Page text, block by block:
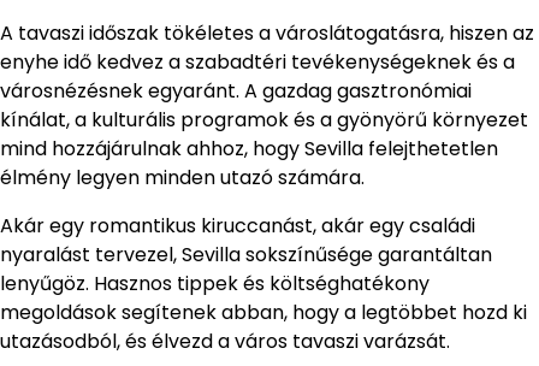
A tavaszi időszak tökéletes a városlátogatásra, hiszen az
enyhe idő kedvez a szabadtéri tevékenységeknek és a
városnézésnek egyaránt. A gazdag gasztronómiai
kínálat, a kulturális programok és a gyönyörű környezet
mind hozzájárulnak ahhoz, hogy Sevilla felejthetetlen
élmény legyen minden utazó számára.
Akár egy romantikus kiruccanást, akár egy családi
nyaralást tervezel, Sevilla sokszínűsége garantáltan
lenyűgöz. Hasznos tippek és költséghatékony
megoldások segítenek abban, hogy a legtöbbet hozd ki
utazásodból, és élvezd a város tavaszi varázsát.